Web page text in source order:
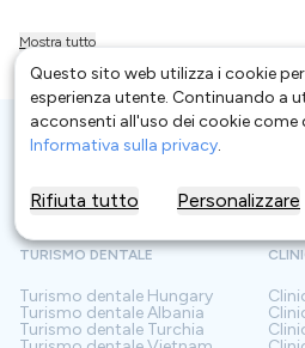
Mostra tutto
Questo sito web utilizza i cookie
esperienza utente. Continuando a
acconsenti all'uso dei cookie
Informativa sulla privacy.
Rifiuta tutto Personalizzare
TURISMO DENTALE
Turismo dentale Hungary
Turismo dentaleAlbania
Turismo dentale Turchia